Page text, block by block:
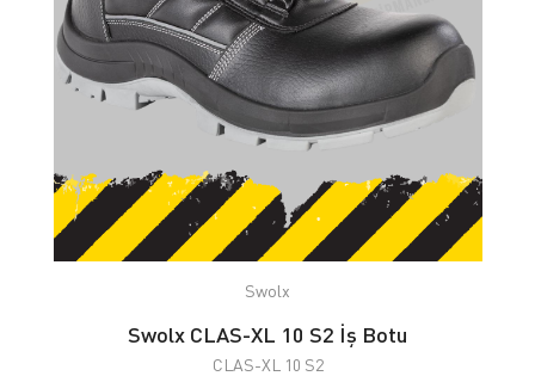
Swolx
Swolx CLAS-XL 10 S2 İş Botu
CLAS-XL 10 S2